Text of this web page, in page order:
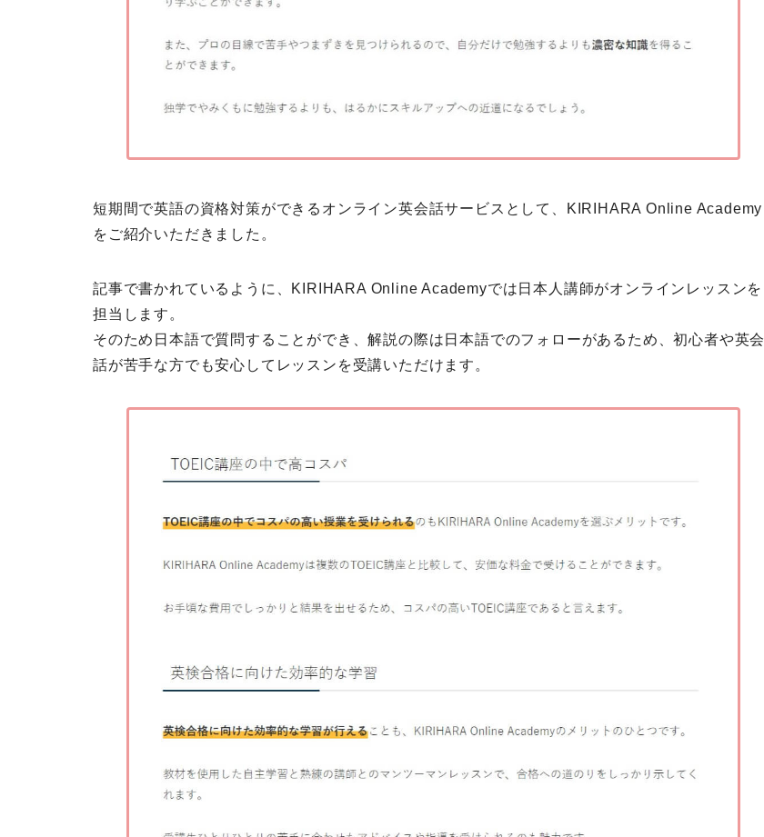
短期間で英語の資格対策ができるオンライン英会話サービス として、
KIRIHARA Online Academy
をご紹介いただきました。
記事で書かれているように、KIRIHARA Online Academyでは 日本人講師がオンラインレッスンを
担当します。
そのため日本語で質問することができ、解説の際は日本語でのフォローがあるため、初心者や英会
話が苦手な方でも安心 してレッスンを受講いただけます。